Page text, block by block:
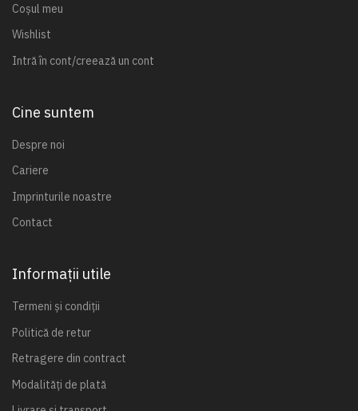
Coșul meu
Wishlist
Intră în cont/creează un cont
Cine suntem
Despre noi
Cariere
Imprinturile noastre
Contact
Informații utile
Termeni și condiții
Politică de retur
Retragere din contract
Modalități de plată